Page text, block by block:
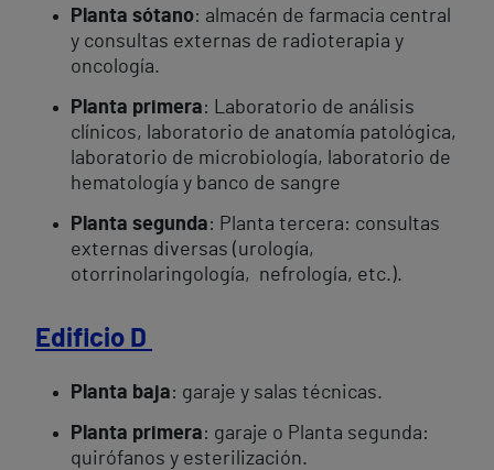
Planta sótano: almacén de farmacia central
y consultas externas de radioterapia y
oncología.
Planta primera: Laboratorio de análisis
clínicos, laboratorio de anatomía patológica,
laboratorio de microbiología, laboratorio de
hematología y banco de sangre
Planta segunda: Planta tercera: consultas
externas diversas (urología,
otorrinolaringología, nefrología, etc.).
Edificio D
Planta baja: garaje y salas técnicas.
Planta primera: garaje o Planta segunda:
quirófanos y esterilización.